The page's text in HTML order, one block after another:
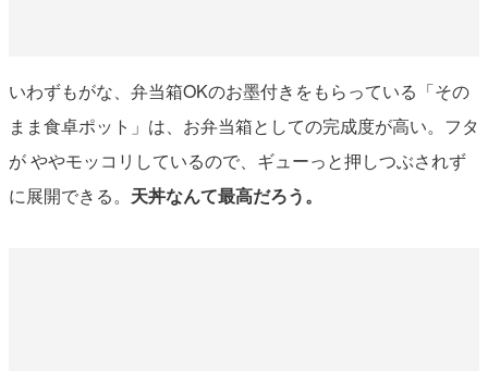
いわずもがな、弁当箱OKのお墨付きをもらっている「その
まま食卓ポット」は、お弁当箱としての完成度が高い。フタ
が ややモッコリしているので、ギューっと押しつぶされず
に展開できる。 天丼なんて最高だろう。